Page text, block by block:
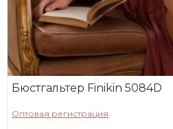
Бюстгальтер Finikin 5084D
Оптовая регистрация